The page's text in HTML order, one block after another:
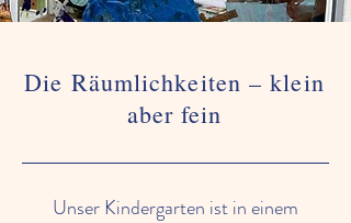
Die Räumlichkeiten – klein
aber fein
Unser Kindergarten ist in einem